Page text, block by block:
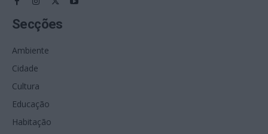
Secções
Ambiente
Cidade
Cultura
Educação
Habitação